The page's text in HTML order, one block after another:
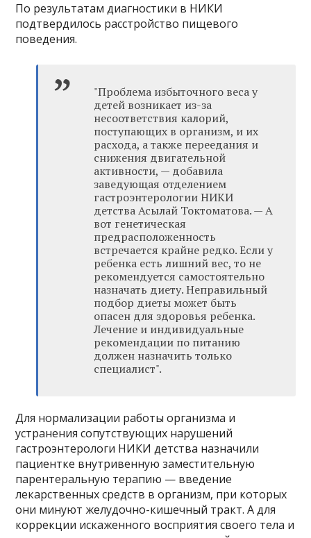
По результатам диагностики в НИКИ
подтвердилось расстройство пищевого
поведения.
"Проблема избыточного веса у
детей возникает из-за
несоответствия калорий,
поступающих в организм, и их
расхода, а также переедания и
снижения двигательной
активности, — добавила
заведующая отделением
гастроэнтерологии НИКИ
детства Асылай Токтоматова. — А
вот генетическая
предрасположенность
встречается крайне редко. Если у
ребенка есть лишний вес, то не
рекомендуется самостоятельно
назначать диету. Неправильный
подбор диеты может быть
опасен для здоровья ребенка.
Лечение и индивидуальные
рекомендации по питанию
должен назначить только
специалист".
Для нормализации работы организма и
устранения сопутствующих нарушений
гастроэнтерологи НИКИ детства назначили
пациентке внутривенную заместительную
парентеральную терапию — введение
лекарственных средств в организм, при которых
они минуют желудочно-кишечный тракт. А для
коррекции искаженного восприятия своего тела и